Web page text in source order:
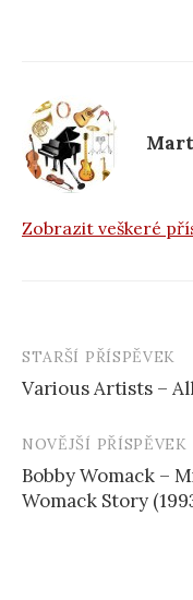
o
k
Zobrazit veškeré
Navigace
příspěvku
STARŠÍ PŘÍSPĚVEK
Various Artists –
NOVĚJŠÍ PŘÍSPĚVEK
Bobby Womack –
Womack Story